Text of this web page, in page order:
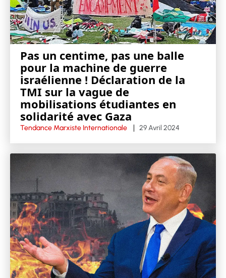
Pas un centime, pas une balle
pour la machine de guerre
israélienne ! Déclaration de la
TMI sur la vague de
mobilisations étudiantes en
solidarité avec Gaza
Tendance Marxiste Internationale 29 Avril 2024